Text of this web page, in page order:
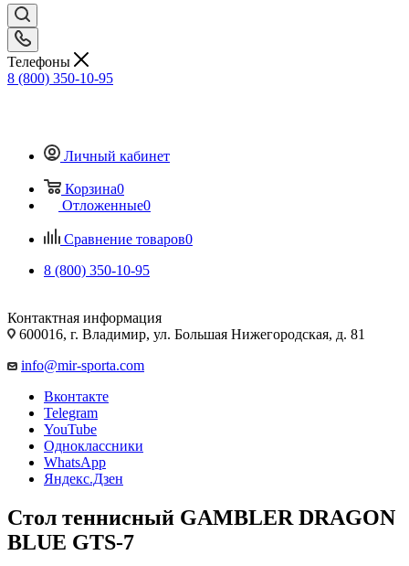
Телефоны
8 (800) 350-10-95
Личный кабинет
Корзина0
Отложенные0
Сравнение товаров0
8 (800) 350-10-95
Контактная информация
600016, г. Владимир, ул. Большая Нижегородская, д. 81
info@mir-sporta.com
Вконтакте
Telegram
YouTube
Одноклассники
WhatsApp
Яндекс.Дзен
Стол теннисный GAMBLER DRAGON
BLUE GTS-7